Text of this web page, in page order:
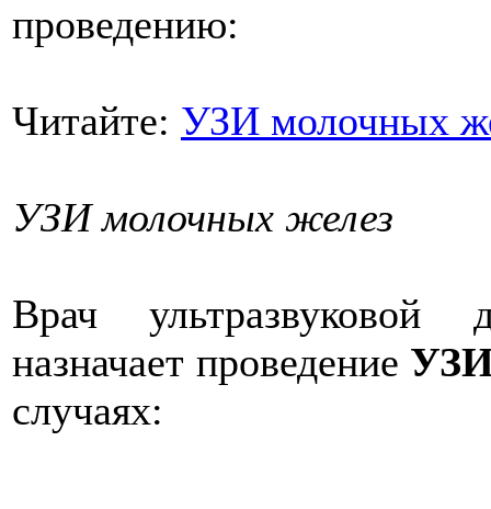
проведению:
Читайте: УЗИ молочных
УЗИ молочных желез
Врач ультразвуковой
назначает проведение
случаях: